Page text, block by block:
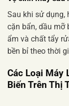
Sau khi sử dụng,
cặn bẩn, dầu mỡ
ẩm và chất tẩy
bền bỉ theo thời
Các Loại Máy
Biến Trên Thị